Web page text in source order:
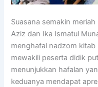
Suasana semakin
Aziz dan Ika Ismatul
menghafal nadzom kitab
mewakili peserta didik
menunjukkan hafalan
keduanya mendapat